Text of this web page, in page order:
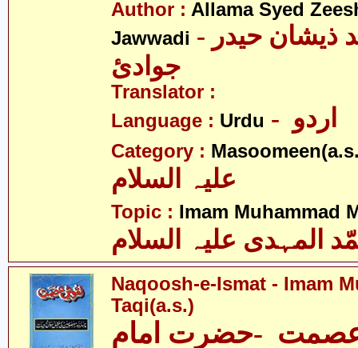
Author : Allama Syed
Jawwadi - علامہ سیّد ذیشان حیدر
جوادئ
Translator :
Language : Urdu
Category :
Topic : Imam Muhammad
المہدی علیہ السلام
Naqoosh-e-Ismat - Imam
Taqi(a.s.)
-حضرت امام